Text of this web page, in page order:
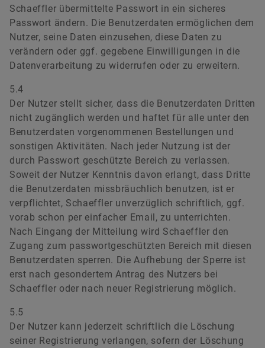
Schaeffler übermittelte Passwort in ein sicheres
Passwort ändern. Die Benutzerdaten ermöglichen dem
Nutzer, seine Daten einzusehen, diese Daten zu
verändern oder ggf. gegebene Einwilligungen in die
Datenverarbeitung zu widerrufen oder zu erweitern.
5.4
Der Nutzer stellt sicher, dass die Benutzerdaten Dritten
nicht zugänglich werden und haftet für alle unter den
Benutzerdaten vorgenommenen Bestellungen und
sonstigen Aktivitäten. Nach jeder Nutzung ist der
durch Passwort geschützte Bereich zu verlassen.
Soweit der Nutzer Kenntnis davon erlangt, dass Dritte
die Benutzerdaten missbräuchlich benutzen, ist er
verpflichtet, Schaeffler unverzüglich schriftlich, ggf.
vorab schon per einfacher Email, zu unterrichten.
Nach Eingang der Mitteilung wird Schaeffler den
Zugang zum passwortgeschützten Bereich mit diesen
Benutzerdaten sperren. Die Aufhebung der Sperre ist
erst nach gesondertem Antrag des Nutzers bei
Schaeffler oder nach neuer Registrierung möglich.
5.5
Der Nutzer kann jederzeit schriftlich die Löschung
seiner Registrierung verlangen, sofern der Löschung